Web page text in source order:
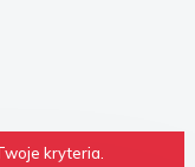
kryteria.